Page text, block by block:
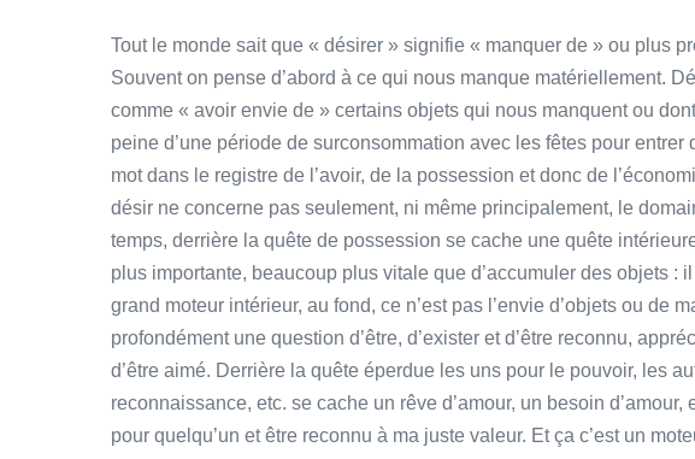
Tout le monde sait que « désirer » signifie « manquer de » ou plus
Souvent on pense d’abord à ce qui nous manque matériellement.
comme « avoir envie de » certains objets qui nous manquent ou
peine d’une période de surconsommation avec les fêtes pour
mot dans le registre de l’avoir, de la possession et donc de
désir ne concerne pas seulement, ni même principalement, le
temps, derrière la quête de possession se cache une quête
plus importante, beaucoup plus vitale que d’accumuler des objets : il
grand moteur intérieur, au fond, ce n’est pas l’envie d’objets ou de
profondément une question d’être, d’exister et d’être reconnu,
d’être aimé. Derrière la quête éperdue les uns pour le pouvoir, les
reconnaissance, etc. se cache un rêve d’amour, un besoin
pour quelqu’un et être reconnu à ma juste valeur. Et ça c’est un